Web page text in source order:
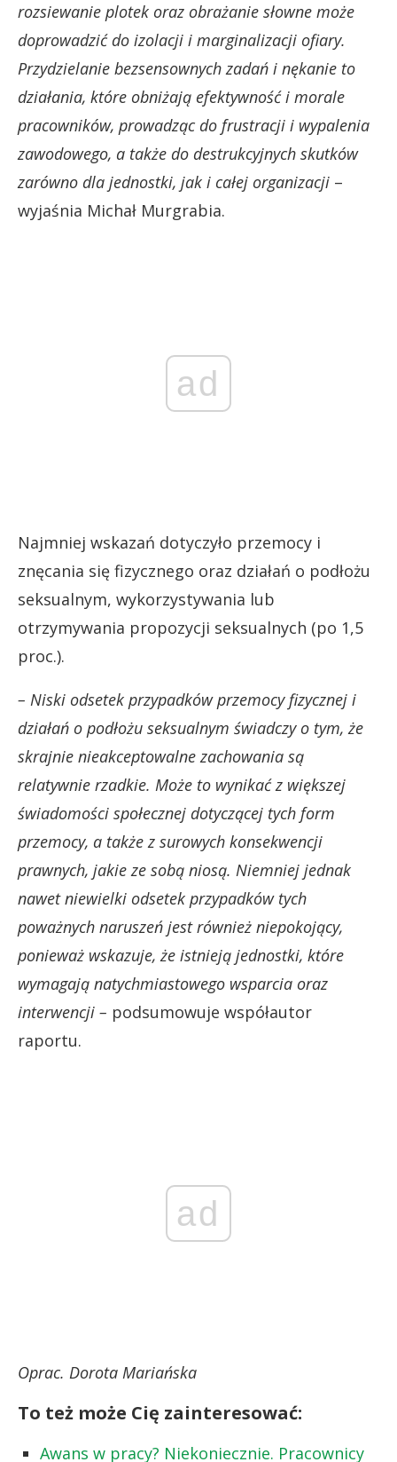
rozsiewanie plotek oraz obrażanie słowne może
doprowadzić do izolacji i marginalizacji ofiary.
Przydzielanie bezsensownych zadań i nękanie to
działania, które obniżają efektywność i morale
pracowników, prowadząc do frustracji i wypalenia
zawodowego, a także do destrukcyjnych skutków
zarówno dla jednostki, jak i całej organizacji –
wyjaśnia Michał Murgrabia.
ad
Najmniej wskazań dotyczyło przemocy i
znęcania się fizycznego oraz działań o podłożu
seksualnym, wykorzystywania lub
otrzymywania propozycji seksualnych (po 1,5
proc.).
– Niski odsetek przypadków przemocy fizycznej i
działań o podłożu seksualnym świadczy o tym, że
skrajnie nieakceptowalne zachowania są
relatywnie rzadkie. Może to wynikać z większej
świadomości społecznej dotyczącej tych form
przemocy, a także z surowych konsekwencji
prawnych, jakie ze sobą niosą. Niemniej jednak
nawet niewielki odsetek przypadków tych
poważnych naruszeń jest również niepokojący,
ponieważ wskazuje, że istnieją jednostki, które
wymagają natychmiastowego wsparcia oraz
interwencji – podsumowuje współautor
raportu.
ad
Oprac. Dorota Mariańska
To też może Cię zainteresować:
Awans w pracy? Niekoniecznie. Pracownicy